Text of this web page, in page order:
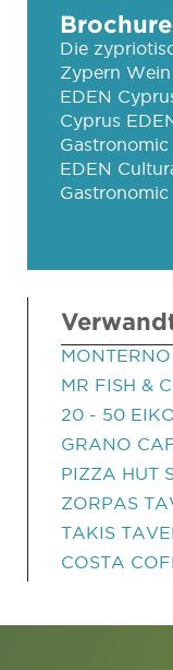
Die
Zypern Wein
EDEN
Cyprus
Gastronomic
EDEN
Gastronomic
MR FISH &
20 - 50
GRANO
PIZZA HUT
ZORPAS
TAKIS
COSTA